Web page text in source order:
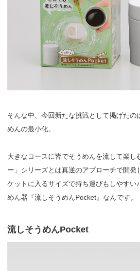
そんな中、今回新たな挑戦として掲げたの
めんの最小化。
大きなコースに皆でそうめんを流して楽し
ー」シリーズとは真逆のアプローチで開発
ケットに入るサイズで持ち運びもしやすい
めん器『流しそうめんPocket』なんです。
流しそうめんPocket